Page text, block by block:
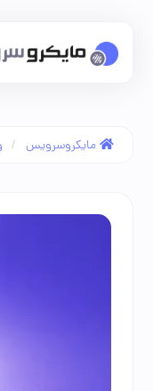
مایکروسرویس /